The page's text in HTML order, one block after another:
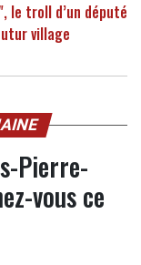
le troll d’un député
village
Pierre-
vous ce